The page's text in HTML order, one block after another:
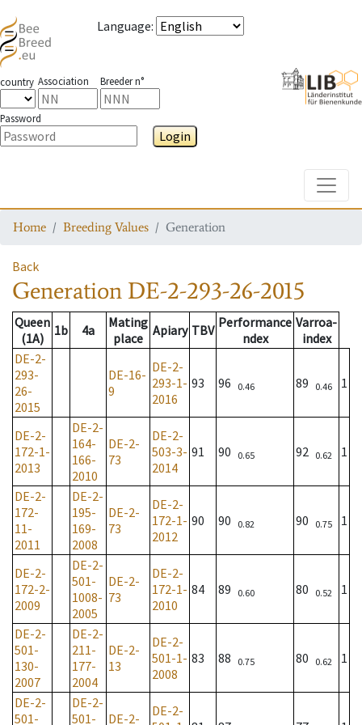
Language:
country Association Breeder n°
Password
Login
Home Breeding Values Generation
Back
Generation DE-2-293-26-2015
Queen
(1A)
1b 4a
Mating
place Apiary TBV Performance
ndex
Varroa-
index
DE-2-
293-
26-
2015
DE-16-
9
DE-2-
293-1-
2016
93 96 0.46 89 0.46 1
DE-2-
172-1-
2013
DE-2-
164-
166-
2010
DE-2-
73
DE-2-
503-3-
2014
91 90 0.65 92 0.62 1
DE-2-
172-
11-
2011
DE-2-
195-
169-
2008
DE-2-
73
DE-2-
172-1-
2012
90 90 0.82 90 0.75 1
DE-2-
172-2-
2009
DE-2-
501-
1008-
2005
DE-2-
73
DE-2-
172-1-
2010
84 89 0.60 80 0.52 1
DE-2-
501-
130-
2007
DE-2-
211-
177-
2004
DE-2-
13
DE-2-
501-1-
2008
83 88 0.75 80 0.62 1
DE-2-
501-
DE-2-
501-
DE-2-
DE-2-